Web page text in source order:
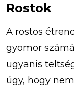
Rostok
A rostos
gyomor
ugyanis
úgy, hogy